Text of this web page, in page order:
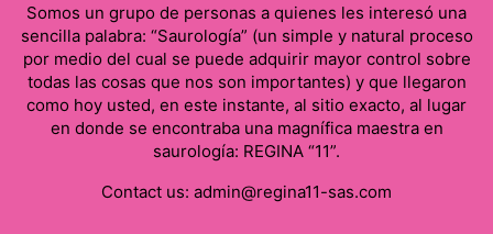
Somos un grupo de personas a quienes les interesó una
sencilla palabra: “Saurología” (un simple y natural proceso
por medio del cual se puede adquirir mayor control sobre
todas las cosas que nos son importantes) y que llegaron
como hoy usted, en este instante, al sitio exacto, al lugar
en donde se encontraba una magnífica maestra en
saurología: REGINA “11”.
Contact us: admin@regina11-sas.com